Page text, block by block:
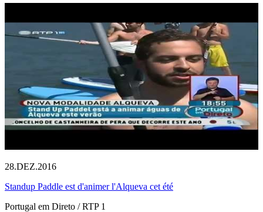
28.DEZ.2016
Standup Paddle est d'animer l'Alqueva cet été
Portugal em Direto / RTP 1